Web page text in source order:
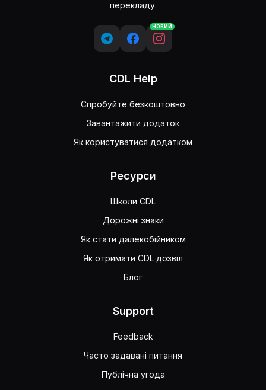
перекладу.
НОВИЙ
CDL Help
Спробуйте безкоштовно
Завантажити додаток
Як користуватися додатком
Ресурси
Школи CDL
Дорожні знаки
Як стати далекобійником
Як отримати CDL дозвіл
Блог
Support
Feedback
Часто задавані питання
Публічна угода